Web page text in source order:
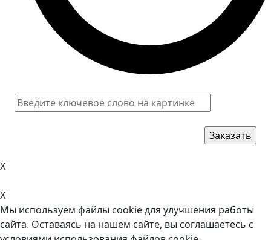
X
X
Мы используем файлы cookie для улучшения работы
сайта. Оставаясь на нашем сайте, вы соглашаетесь с